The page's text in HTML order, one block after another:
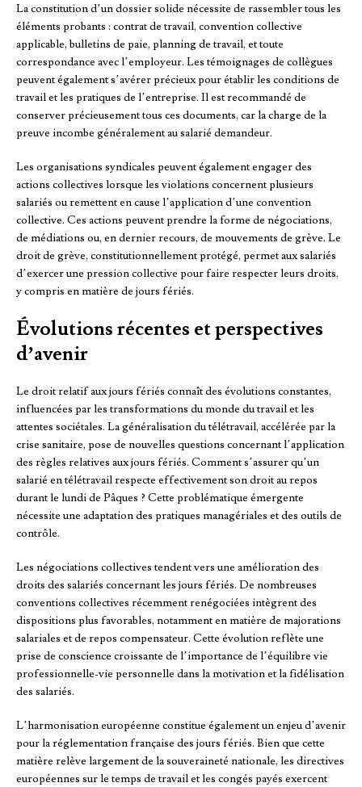
La constitution d’un dossier solide nécessite de rassembler tous les
éléments probants : contrat de travail, convention collective
applicable, bulletins de paie, planning de travail, et toute
correspondance avec l’employeur. Les témoignages de collègues
peuvent également s’avérer précieux pour établir les conditions de
travail et les pratiques de l’entreprise. Il est recommandé de
conserver précieusement tous ces documents, car la charge de la
preuve incombe généralement au salarié demandeur.
Les organisations syndicales peuvent également engager des
actions collectives lorsque les violations concernent plusieurs
salariés ou remettent en cause l’application d’une convention
collective. Ces actions peuvent prendre la forme de négociations,
de médiations ou, en dernier recours, de mouvements de grève. Le
droit de grève, constitutionnellement protégé, permet aux salariés
d’exercer une pression collective pour faire respecter leurs droits,
y compris en matière de jours fériés.
Évolutions récentes et perspectives
d’avenir
Le droit relatif aux jours fériés connaît des évolutions constantes,
influencées par les transformations du monde du travail et les
attentes sociétales. La généralisation du télétravail, accélérée par la
crise sanitaire, pose de nouvelles questions concernant l’application
des règles relatives aux jours fériés. Comment s’assurer qu’un
salarié en télétravail respecte effectivement son droit au repos
durant le lundi de Pâques ? Cette problématique émergente
nécessite une adaptation des pratiques managériales et des outils de
contrôle.
Les négociations collectives tendent vers une amélioration des
droits des salariés concernant les jours fériés. De nombreuses
conventions collectives récemment renégociées intègrent des
dispositions plus favorables, notamment en matière de majorations
salariales et de repos compensateur. Cette évolution reflète une
prise de conscience croissante de l’importance de l’équilibre vie
professionnelle-vie personnelle dans la motivation et la fidélisation
des salariés.
L’harmonisation européenne constitue également un enjeu d’avenir
pour la réglementation française des jours fériés. Bien que cette
matière relève largement de la souveraineté nationale, les directives
européennes sur le temps de travail et les congés payés exercent